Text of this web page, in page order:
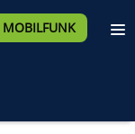
MOBILFUNK